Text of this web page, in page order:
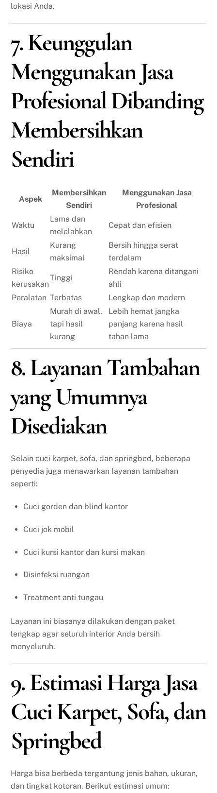
lokasi Anda.
7. Keunggulan
Menggunakan Jasa
Profesional Dibanding
Membersihkan
Sendiri
Aspek
Membersihkan
Sendiri
Menggunakan Jasa
Profesional
Waktu
Lama dan
melelahkan
Cepat dan efisien
Hasil
Kurang
maksimal
Bersih hingga serat
terdalam
Risiko
kerusakan
Tinggi
Rendah karena ditangani
ahli
Peralatan Terbatas Lengkap dan modern
Biaya
Murah di awal,
tapi hasil
kurang
Lebih hemat jangka
panjang karena hasil
tahan lama
8. Layanan Tambahan
yang Umumnya
Disediakan
Selain cuci karpet, sofa, dan springbed, beberapa
penyedia juga menawarkan layanan tambahan
seperti:
Cuci gorden dan blind kantor
Cuci jok mobil
Cuci kursi kantor dan kursi makan
Disinfeksi ruangan
Treatment anti tungau
Layanan ini biasanya dilakukan dengan paket
lengkap agar seluruh interior Anda bersih
menyeluruh.
9. Estimasi Harga Jasa
Cuci Karpet, Sofa, dan
Springbed
Harga bisa berbeda tergantung jenis bahan, ukuran,
dan tingkat kotoran. Berikut estimasi umum: